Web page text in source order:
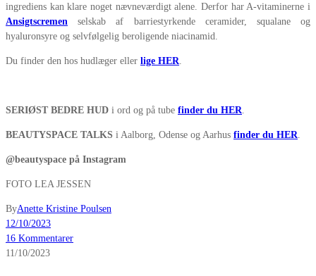
ingrediens kan klare noget nævneværdigt alene. Derfor har A-vitaminerne i
Ansigtscremen selskab af barriestyrkende ceramider, squalane og
hyaluronsyre og selvfølgelig beroligende niacinamid.
Du finder den hos hudlæger eller lige HER.
SERIØST BEDRE HUD i ord og på tube finder du HER.
BEAUTYSPACE TALKS i Aalborg, Odense og Aarhus finder du HER.
@beautyspace på Instagram
FOTO LEA JESSEN
ByAnette Kristine Poulsen
12/10/2023
16 Kommentarer
11/10/2023